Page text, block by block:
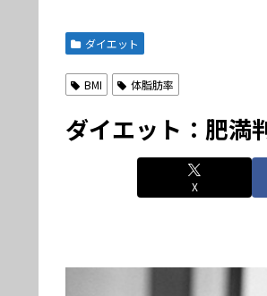
ダイエット
BMI 体脂肪率
ダイエット：肥
X